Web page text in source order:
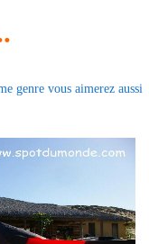
genre vous aimerez aussi